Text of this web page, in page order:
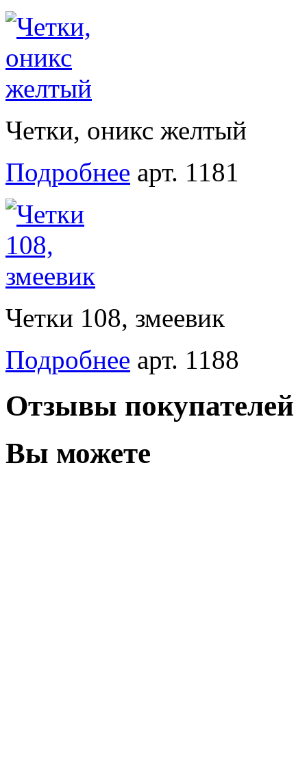
Четки, оникс желтый
Подробнее арт. 1181
Четки 108, змеевик
Подробнее арт. 1188
Отзывы покупателей
Вы можете